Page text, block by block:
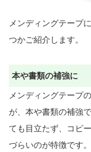
メンディングテープ
つかご紹介します。
本や書類の補強に
メンディングテープ
が、本や書類の補強
ても目立たず、コピ
づらいのが特徴です